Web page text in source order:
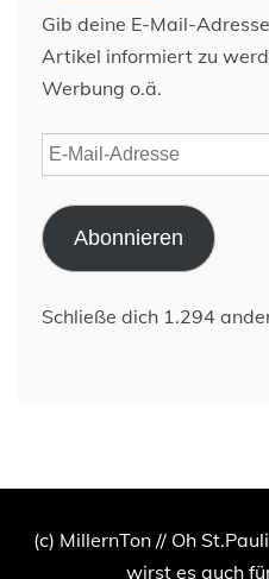
Gib deine E-Mail-
Artikel informiert zu
Werbung o.ä.
E-
Mail-
Adresse
Abonnieren
Schließe dich 1.294
(c) MillernTon // Oh
wirst es auch